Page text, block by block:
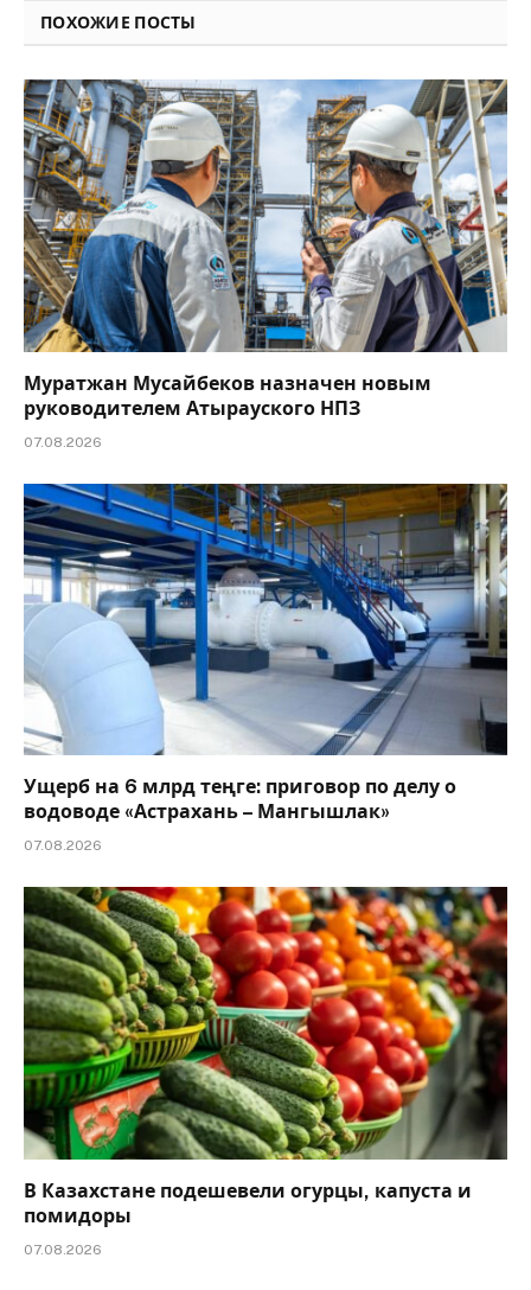
ПОХОЖИЕ ПОСТЫ
Муратжан Мусайбеков назначен новым
руководителем Атырауского НПЗ
07.08.2026
Ущерб на 6 млрд теңге: приговор по делу о
водоводе «Астрахань – Мангышлак»
07.08.2026
В Казахстане подешевели огурцы, капуста и
помидоры
07.08.2026